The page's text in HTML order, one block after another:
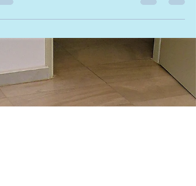
בעיסוק אזור השרון ועמק חפר. אחת המטרות
החשובות של...